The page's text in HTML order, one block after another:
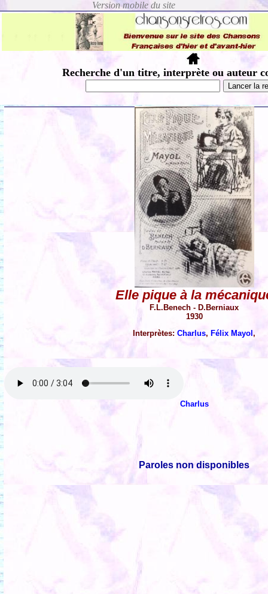
Recherche d'un titre, interprète ou auteur
Elle pique à la
F.L.Benech - D.Berniaux
1930
Interprètes:Charlus, Félix Mayol,
Charlus
Paroles non disponibles